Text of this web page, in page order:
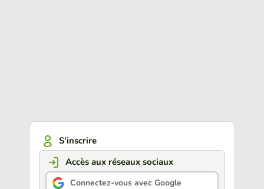
S'inscrire
Accès aux réseaux sociaux
Connectez-vous avec Google